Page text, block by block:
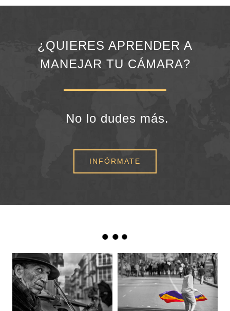
¿QUIERES APRENDER A
MANEJAR TU CÁMARA?
No lo dudes más.
INFÓRMATE